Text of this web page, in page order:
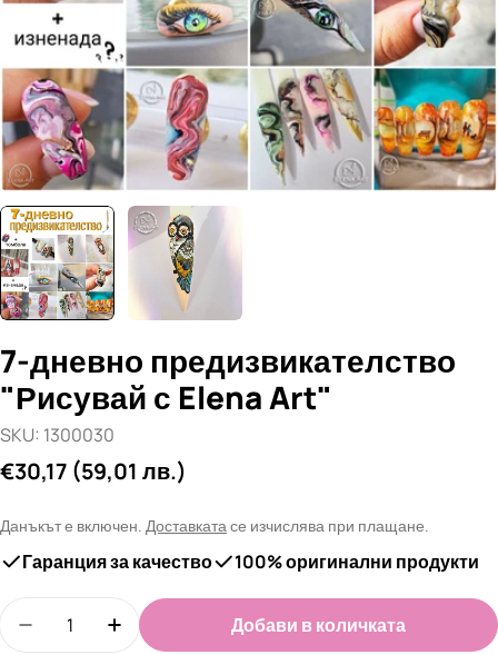
7-дневно предизвикателство
"Рисувай с Elena Art"
SKU: 1300030
Редовна
€30,17 (59,01 лв.)
Данъкът е включен. Доставката се изчислява при плащане.
Гаранция за качество 100% оригинални продукти
Намали количеството за 7-дневно
Увеличи количеството за 7-дневно
Добави в количката